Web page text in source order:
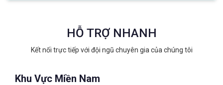
HỖ TRỢ NHANH
Kết nối trực tiếp với đội ngũ chuyên gia của chúng tôi
Khu Vực Miền Nam